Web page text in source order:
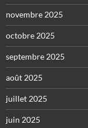
novembre 2025
octobre 2025
septembre 2025
août 2025
juillet 2025
juin 2025